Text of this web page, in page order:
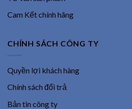
Cam Kết chính hãng
CHÍNH SÁCH CÔNG TY
Quyền lợi khách hàng
Chính sách đổi trả
Bản tin công ty